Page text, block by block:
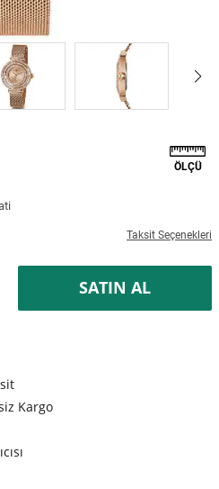
ÖLÇÜ
Taksit Seçenekleri
SATIN AL
Kargo